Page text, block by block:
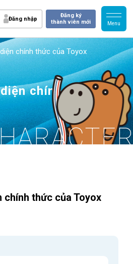
Đăng nhập
Đăng ký
thành viên mới
chính thức của Toyox
chính thức của
chính thức của Toyox